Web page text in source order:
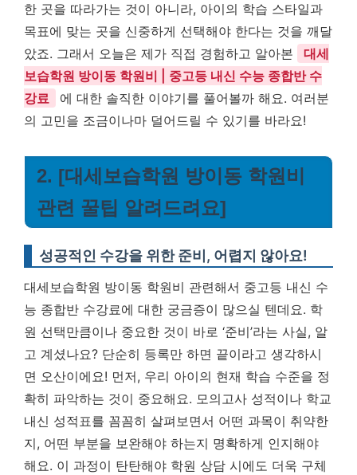
한 곳을 따라가는 것이 아니라, 아이의 학습 스타일과
목표에 맞는 곳을 신중하게 선택해야 한다는 것을 깨달
았죠. 그래서 오늘은 제가 직접 경험하고 알아본
대세
보습학원 방이동 학원비 | 중고등 내신 수능 종합반 수
강료
에 대한 솔직한 이야기를 풀어볼까 해요. 여러분
의 고민을 조금이나마 덜어드릴 수 있기를 바라요!
2. [대세보습학원 방이동 학원비
관련 꿀팁 알려드려요]
성공적인 수강을 위한 준비, 어렵지 않아요!
대세보습학원 방이동 학원비 관련해서 중고등 내신 수
능 종합반 수강료에 대한 궁금증이 많으실 텐데요. 학
원 선택만큼이나 중요한 것이 바로 ‘준비’라는 사실, 알
고 계셨나요? 단순히 등록만 하면 끝이라고 생각하시
면 오산이에요! 먼저, 우리 아이의 현재 학습 수준을 정
확히 파악하는 것이 중요해요. 모의고사 성적이나 학교
내신 성적표를 꼼꼼히 살펴보면서 어떤 과목이 취약한
지, 어떤 부분을 보완해야 하는지 명확하게 인지해야
해요. 이 과정이 탄탄해야 학원 상담 시에도 더욱 구체